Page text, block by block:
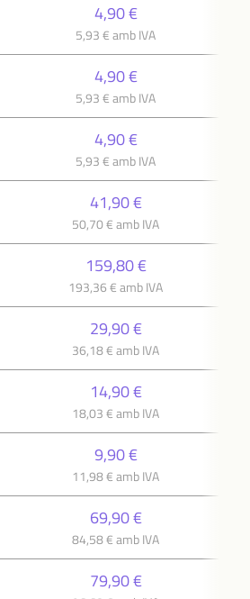
4,90 €
5,93 € amb IVA
4,90 €
5,93 € amb IVA
4,90 €
5,93 € amb IVA
41,90 €
50,70 € amb IVA
159,80 €
193,36 € amb IVA
29,90 €
36,18 € amb IVA
14,90 €
18,03 € amb IVA
9,90 €
11,98 € amb IVA
69,90 €
84,58 € amb IVA
79,90 €